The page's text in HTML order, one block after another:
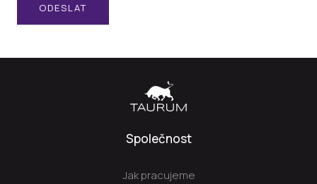
ODESLAT
Společnost
Jak pracujeme